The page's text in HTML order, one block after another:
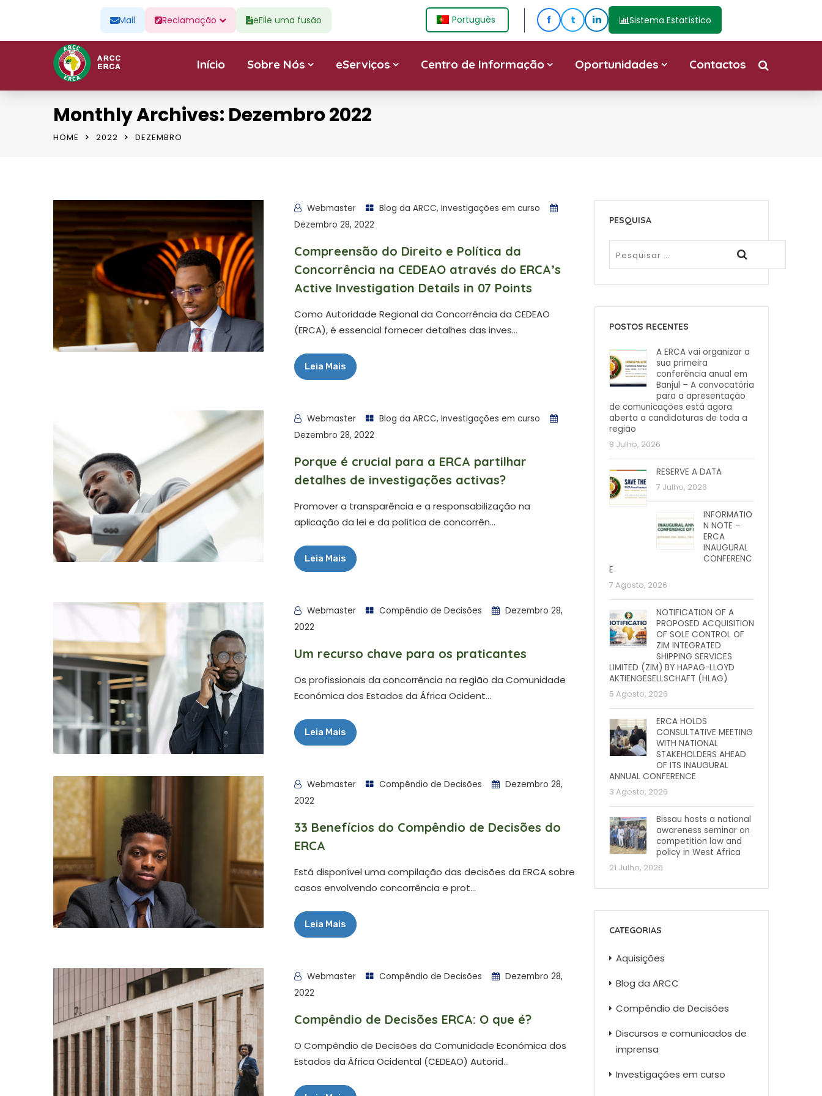
Mail Reclamação eFile uma fusão Português f t in Sistema Estatístico
Início Sobre Nós eServiços Centro de Informação Oportunidades Contactos
Monthly Archives: Dezembro 2022
HOME 2022 DEZEMBRO
Webmaster Blog da ARCC, Investigações em curso
Dezembro 28, 2022
Compreensão do Direito e Política da
Concorrência na CEDEAO através do ERCA’s
Active Investigation Details in 07 Points
Como Autoridade Regional da Concorrência da CEDEAO
(ERCA), é essencial fornecer detalhes das inves...
Leia Mais
Webmaster Blog da ARCC, Investigações em curso
Dezembro 28, 2022
Porque é crucial para a ERCA partilhar
detalhes de investigações activas?
Promover a transparência e a responsabilização na
aplicação da lei e da política de concorrên...
Leia Mais
Webmaster Compêndio de Decisões
Dezembro 28,
2022
Um recurso chave para os praticantes
Os profissionais da concorrência na região da Comunidade
Económica dos Estados da África Ocident...
Leia Mais
Webmaster Compêndio de Decisões
Dezembro 28,
2022
33 Benefícios do Compêndio de Decisões do
ERCA
Está disponível uma compilação das decisões da ERCA sobre
casos envolvendo concorrência e prot...
Leia Mais
Webmaster Compêndio de Decisões
Dezembro 28,
2022
Compêndio de Decisões ERCA: O que é?
O Compêndio de Decisões da Comunidade Económica dos
Estados da África Ocidental (CEDEAO) Autorid...
PESQUISA
POSTOS RECENTES
A ERCA vai organizar a
sua primeira
conferência anual em
Banjul – A convocatória
para a apresentação
de comunicações está agora
aberta a candidaturas de toda a
região
8 Julho, 2026
RESERVE A DATA
7 Julho, 2026
INFORMATIO
N NOTE –
ERCA
INAUGURAL
CONFERENC
E
7 Agosto, 2026
NOTIFICATION OF A
PROPOSED ACQUISITION
OF SOLE CONTROL OF
ZIM INTEGRATED
SHIPPING SERVICES
LIMITED (ZIM) BY HAPAG-LLOYD
AKTIENGESELLSCHAFT (HLAG)
5 Agosto, 2026
ERCA HOLDS
CONSULTATIVE MEETING
WITH NATIONAL
STAKEHOLDERS AHEAD
OF ITS INAUGURAL
ANNUAL CONFERENCE
3 Agosto, 2026
Bissau hosts a national
awareness seminar on
competition law and
policy in West Africa
21 Julho, 2026
CATEGORIAS
Aquisições
Blog da ARCC
Compêndio de Decisões
Discursos e comunicados de
imprensa
Investigações em curso